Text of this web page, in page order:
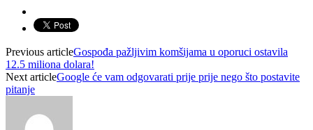
Previous articleGospođa pažljivim komšijama u oporuci ostavila
12.5 miliona dolara!
Next articleGoogle će vam odgovarati prije prije nego što postavite
pitanje